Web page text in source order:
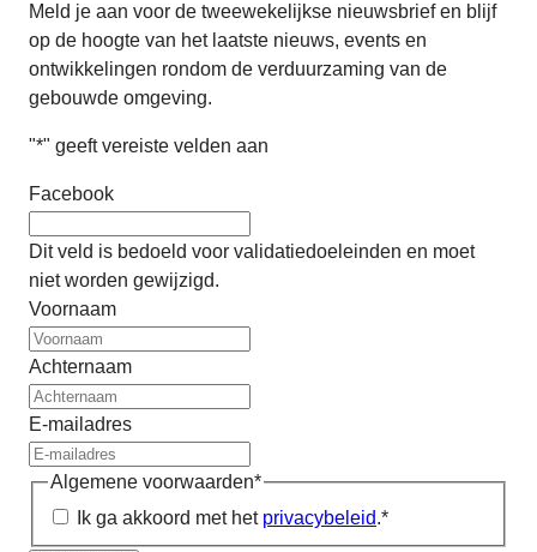
Meld je aan voor de tweewekelijkse nieuwsbrief en blijf
op de hoogte van het laatste nieuws, events en
ontwikkelingen rondom de verduurzaming van de
gebouwde omgeving.
"*" geeft vereiste velden aan
Facebook
Dit veld is bedoeld voor validatiedoeleinden en moet
niet worden gewijzigd.
Voornaam
Achternaam
E-mailadres
Algemene voorwaarden*
Ik ga akkoord met het privacybeleid.*